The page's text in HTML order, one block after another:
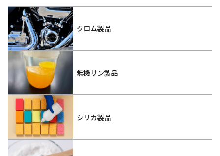
クロム製品
無機リン製品
シリカ製品